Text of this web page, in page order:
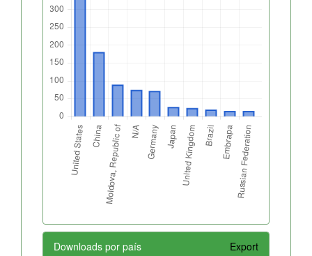
Downloads por país Export